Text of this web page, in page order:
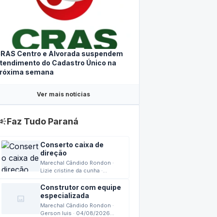
Centro e Alvorada suspendem
do Cadastro Único na
semana
Faz Tudo Paraná
Marechal Cândido Rondon ·
Lizie cristine da cunha ·
04/08/2026 15:42
Construtor com equipe
Marechal Cândido Rondon ·
Gerson luis · 04/08/2026
13:24